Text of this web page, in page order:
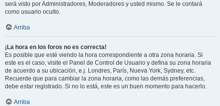
será visto por Administradores, Moderadores y usted mismo. Se le contará
como usuario oculto.
Arriba
¡La hora en los foros no es correcta!
Es posible que esté viendo la hora correspondiente a otra zona horaria. Si
este es el caso, visite el Panel de Control de Usuario y defina su zona horaria
de acuerdo a su ubicación, e.j. Londres, París, Nueva York, Sydney, etc.
Recuerde que para cambiar la zona horaria, como las demás preferencias,
debe estar registrado. Si no lo está, este es un buen momento para hacerlo.
Arriba